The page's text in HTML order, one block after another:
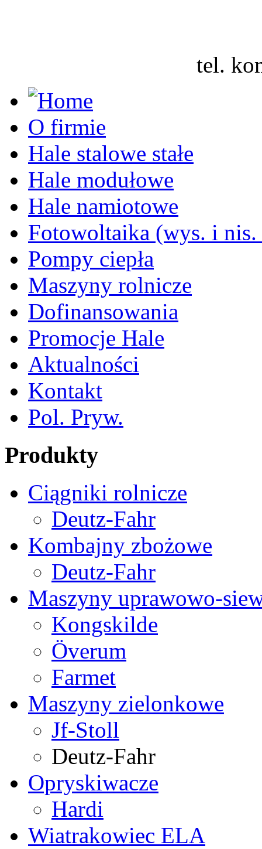
tel.
O firmie
Hale stalowe stałe
Hale modułowe
Hale namiotowe
Fotowoltaika (wys. i nis.
Pompy ciepła
Maszyny rolnicze
Dofinansowania
Promocje Hale
Aktualności
Kontakt
Pol. Pryw.
Produkty
Ciągniki rolnicze
Deutz-Fahr
Kombajny zbożowe
Deutz-Fahr
Maszyny uprawowo-
Kongskilde
Överum
Farmet
Maszyny zielonkowe
Jf-Stoll
Deutz-Fahr
Opryskiwacze
Hardi
Wiatrakowiec ELA